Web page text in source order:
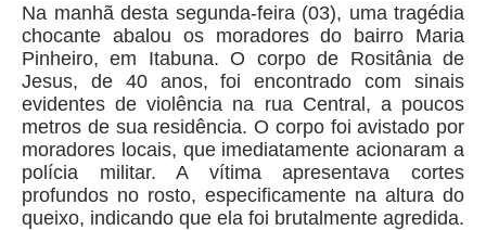
Na manhã desta segunda-feira (03), uma tragédia
chocante abalou os moradores do bairro Maria
Pinheiro, em Itabuna. O corpo de Rositânia de
Jesus, de 40 anos, foi encontrado com sinais
evidentes de violência na rua Central, a poucos
metros de sua residência. O corpo foi avistado por
moradores locais, que imediatamente acionaram a
polícia militar. A vítima apresentava cortes
profundos no rosto, especificamente na altura do
queixo, indicando que ela foi brutalmente agredida.